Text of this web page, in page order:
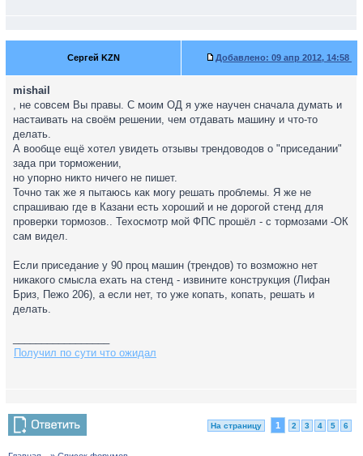
Сергей KZN Добавлено: 09 апр 2012, 14:58
mishail
, не совсем Вы правы. С моим ОД я уже научен сначала думать и
настаивать на своём решении, чем отдавать машину и что-то
делать.
А вообще ещё хотел увидеть отзывы трендоводов о "приседании"
зада при торможении,
но упорно никто ничего не пишет.
Точно так же я пытаюсь как могу решать проблемы. Я же не
спрашиваю где в Казани есть хороший и не дорогой стенд для
проверки тормозов.. Техосмотр мой ФПС прошёл - с тормозами -ОК
сам видел.
Если приседание у 90 проц машин (трендов) то возможно нет
никакого смысла ехать на стенд - извините конструкция (Лифан
Бриз, Пежо 206), а если нет, то уже копать, копать, решать и
делать.
Получил по сути что ожидал
На страницу 1 2 3 4 5 6